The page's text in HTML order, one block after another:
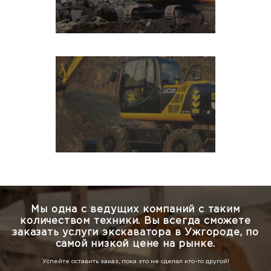
Мы одна с ведущих компаний с таким
количеством техники. Вы всегда сможете
заказать услуги экскаватора в Ужгороде, по
самой низкой цене на рынке.
Успейте оставить заказ, пока это не сделал кто-то другой!